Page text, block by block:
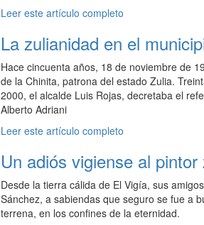
Leer este artículo completo
La zulianidad en el
Hace cincuenta años, 18 de noviembre de
de la Chinita, patrona del estado Zulia.
2000, el alcalde Luis Rojas, decretaba el
Alberto Adriani
Leer este artículo completo
Un adiós vigiense al
Desde la tierra cálida de El Vigía, sus
Sánchez, a sabiendas que seguro se fue a
terrena, en los confines de la eternidad.